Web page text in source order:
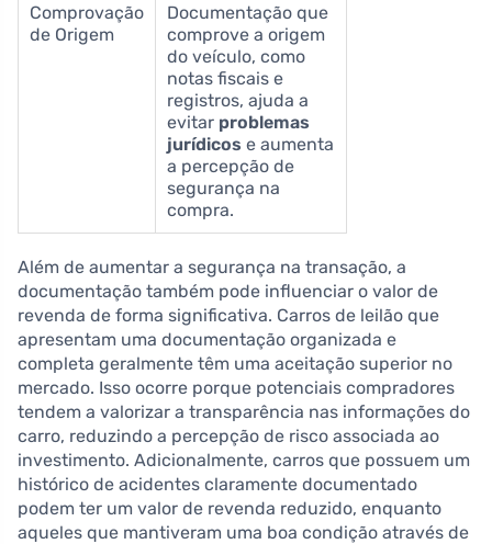
Comprovação
de Origem
Documentação que
comprove a origem
do veículo, como
notas fiscais e
registros, ajuda a
evitar problemas
jurídicos e aumenta
a percepção de
segurança na
compra.
Além de aumentar a segurança na transação, a
documentação também pode influenciar o valor de
revenda de forma significativa. Carros de leilão que
apresentam uma documentação organizada e
completa geralmente têm uma aceitação superior no
mercado. Isso ocorre porque potenciais compradores
tendem a valorizar a transparência nas informações do
carro, reduzindo a percepção de risco associada ao
investimento. Adicionalmente, carros que possuem um
histórico de acidentes claramente documentado
podem ter um valor de revenda reduzido, enquanto
aqueles que mantiveram uma boa condição através de